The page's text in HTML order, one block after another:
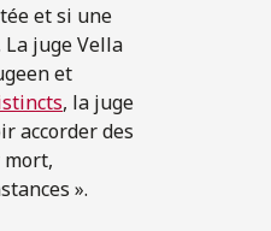
et si une
juge Vella
et
, la juge
accorder des
mort,
».